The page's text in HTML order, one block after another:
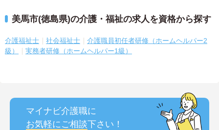
美馬市(徳島県)の介護・福祉の求人を資格から探す
介護福祉士 社会福祉士
介護職員初任者研修（ホームヘルパー2
級）
実務者研修（ホームヘルパー1級）
マイナビ介護職に
お気軽にご相談下さい！